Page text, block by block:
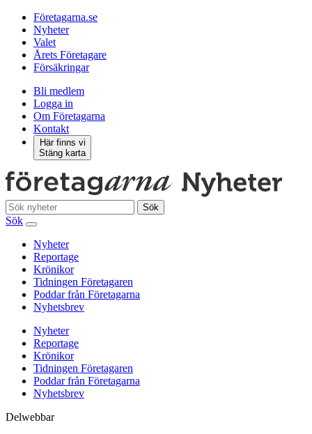
Företagarna.se
Nyheter
Valet
Årets Företagare
Försäkringar
Bli medlem
Logga in
Om Företagarna
Kontakt
Här finns vi
Stäng karta
Sök
Sök
Nyheter
Reportage
Krönikor
Tidningen Företagaren
Poddar från Företagarna
Nyhetsbrev
Nyheter
Reportage
Krönikor
Tidningen Företagaren
Poddar från Företagarna
Nyhetsbrev
Delwebbar